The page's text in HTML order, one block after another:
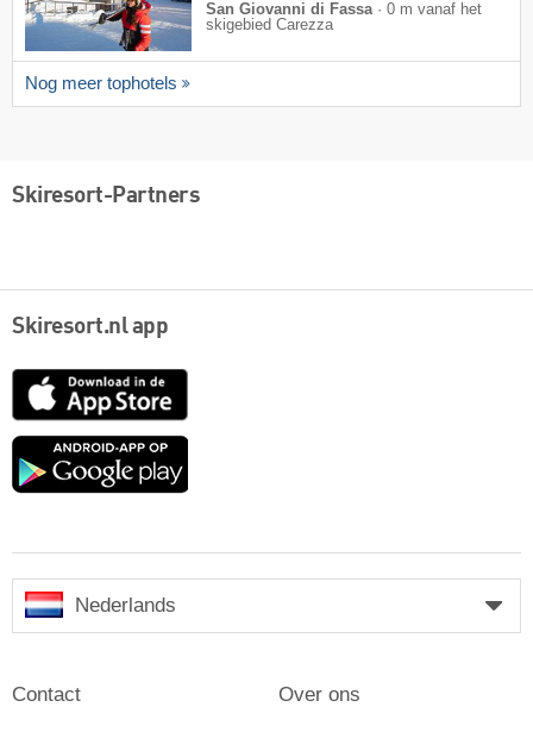
San Giovanni di Fassa· 0 m vanaf het
skigebied Carezza
Nog meer tophotels
Skiresort-Partners
Skiresort.nl app
App
Google
Nederlands
Contact Over ons